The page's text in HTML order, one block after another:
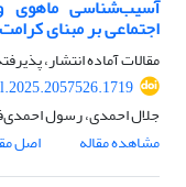
آسیب‌شناسی ماهوی و
اجتماعی بر مبنای
مقالات آماده انتشار،
جلال احمدی، رسول
مشاهده مقاله
اصل